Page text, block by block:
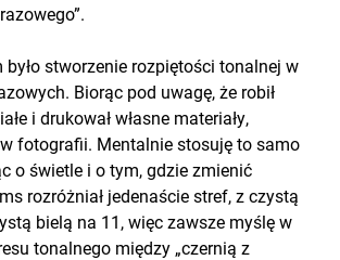
było stworzenie rozpiętości tonalnej w
Biorąc pod uwagę, że robił
i drukował własne materiały,
fotografii. Mentalnie stosuję to samo
o świetle i o tym, gdzie zmienić
rozróżniał jedenaście stref, z czystą
bielą na 11, więc zawsze myślę w
tonalnego między „czernią z